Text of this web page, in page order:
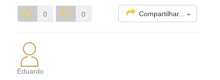
0 0 Compartilhar...
Eduardo